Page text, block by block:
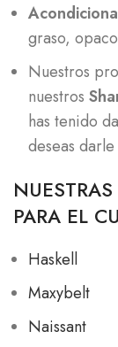
graso,
Nuestros
nuestros
has tenido
deseas
PARA EL
Haskell
Maxybelt
Naissant